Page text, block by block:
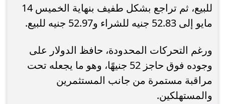
للبيع، ثم تراجع بشكل طفيف بنهاية الخميس 14
مايو إلى 52.83 جنيه للشراء و52.97 جنيه للبيع.
ورغم التحركات المحدودة، حافظ الدولار على
وجوده فوق حاجز 52 جنيهًا، وهو ما يجعله تحت
مراقبة مستمرة من جانب المستثمرين
والمستهلكين.